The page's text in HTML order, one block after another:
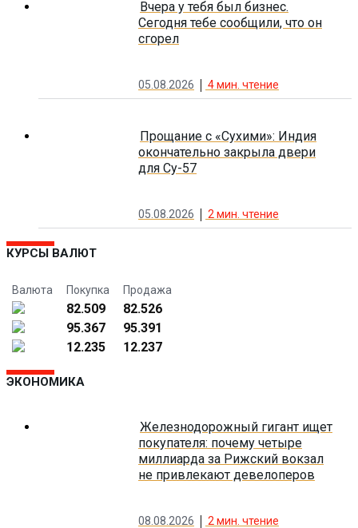
Вчера у тебя был бизнес.
Сегодня тебе сообщили, что он
сгорел
05.08.2026 4мин. чтение
Прощание с «Сухими»: Индия
окончательно закрыла двери
для Су-57
05.08.2026 2мин. чтение
КУРСЫ ВАЛЮТ
Валюта Покупка Продажа
82.509
82.526
95.367
95.391
12.235
12.237
ЭКОНОМИКА
Железнодорожный гигант ищет
покупателя: почему четыре
миллиарда за Рижский вокзал
не привлекают девелоперов
08.08.2026 2 мин. чтение